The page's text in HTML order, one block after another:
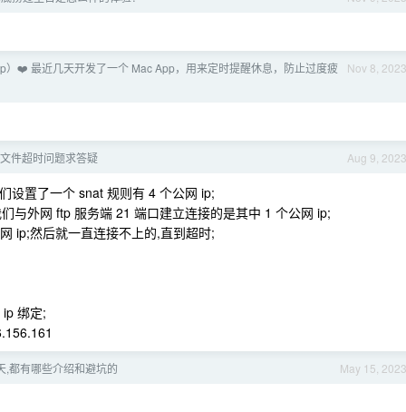
Nov 8, 2023
）❤️ 最近几天开发了一个 Mac App，用来定时提醒休息，防止过度疲
Aug 9, 2023
件超时问题求答疑
设置了一个 snat 规则有 4 个公网 ip;
与外网 ftp 服务端 21 端口建立连接的是其中 1 个公网 ip;
ip;然后就一直连接不上的,直到超时;
绑定;
May 15, 2023
,都有哪些介绍和避坑的